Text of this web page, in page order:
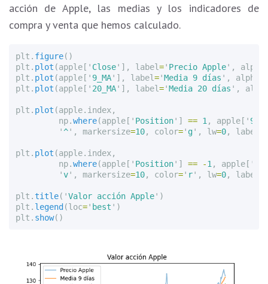
acción de Apple, las medias y los indicadores de
compra y venta que hemos calculado.
plt . figure()
plt . plot (apple [ ' Close' ], label=' Precio Apple' , alpha
plt . plot (apple [ ' 9_MA' ], label='Media 9 días ' , alpha
plt . plot (apple [ ' 20_MA' ], label='Media 20 días ' ,
plt . plot (apple. index,
np.where(apple [ ' Position' ] == 1 , apple [ '
'^' , markersize=10, color=' g' , lw=0, label
plt . plot (apple. index,
np.where(apple [ ' Position' ] == -1 , apple [ '
'v' , markersize=10, color=' r' , lw=0, label
plt . title( 'Valor acción Apple' )
plt . legend (loc=' best ' )
plt . show()